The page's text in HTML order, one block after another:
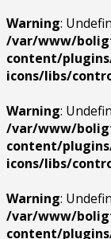
Warning:
/var/www/
content/
icons/libs/
Warning:
/var/www/
content/
icons/libs/
Warning:
/var/www/
content/